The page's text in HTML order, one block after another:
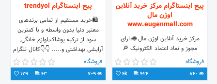
پیج اینستاگرام مرکز خرید آنلاین
اوژن مال
www.eugenmall.com
مرکز خرید آنلاین اوژن مال 🌐دارای
مجوز و نماد اعتماد الکترونیک 🔎
اورجینال و های کپی 🛩ارسال در ایران
🎁امنیت در خرید،به شما هدیه میدهیم
@eugenmall_ir
فروشگاه
426
6k
پیج اینستاگرام trendyol
🛍خرید مستقیم از تمامی برندهای
معتبر دنیا بدون واسطه و با کمترین
سود از ترکیه پوشاک,لوازم خانگی,
آرایشی بهداشتی و..... 👇👇کانال تلگرام
و پشتیبانی
فروشگاه
63
129